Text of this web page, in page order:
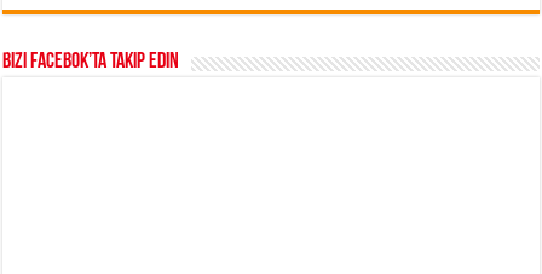
Bizi Facebok’ta takip edin